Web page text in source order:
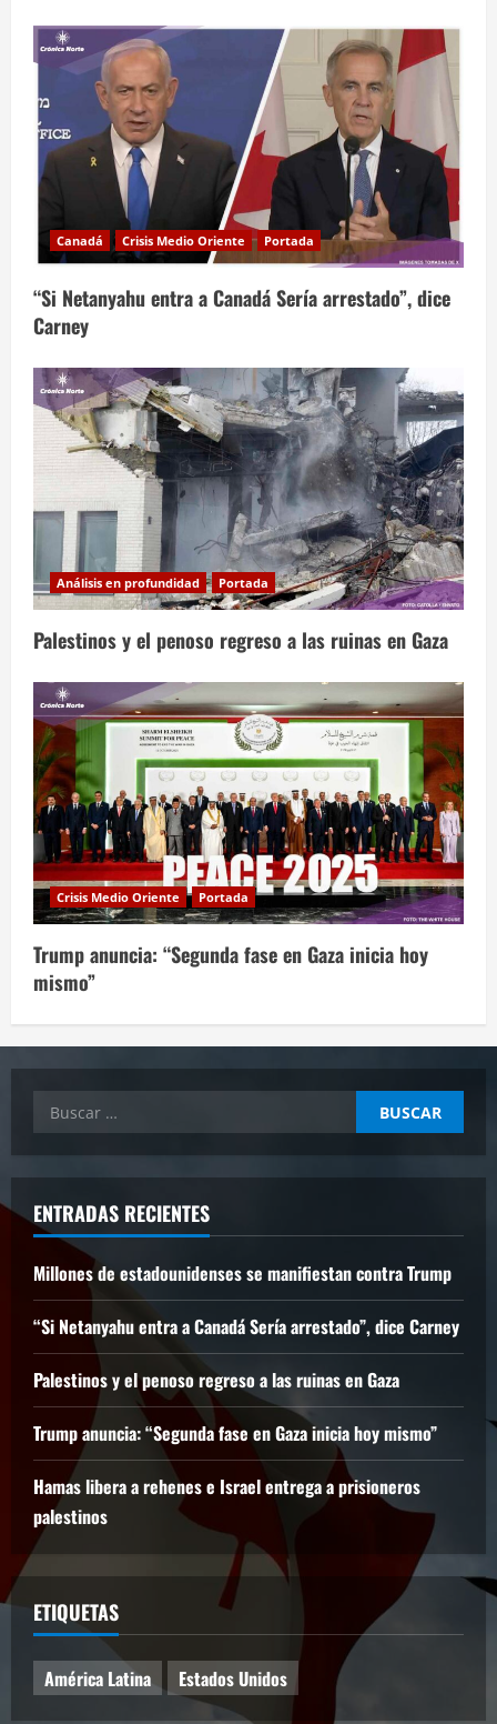
Canadá Crisis Medio Oriente Portada
“Si Netanyahu entra a Canadá Sería arrestado”, dice
Carney
Análisis en profundidad Portada
Palestinos y el penoso regreso a las ruinas en Gaza
Crisis Medio Oriente Portada
Trump anuncia: “Segunda fase en Gaza inicia hoy
mismo”
Buscar:
ENTRADAS RECIENTES
Millones de estadounidenses se manifiestan contra Trump
“Si Netanyahu entra a Canadá Sería arrestado”, dice Carney
Palestinos y el penoso regreso a las ruinas en Gaza
Trump anuncia: “Segunda fase en Gaza inicia hoy mismo”
Hamas libera a rehenes e Israel entrega a prisioneros
palestinos
ETIQUETAS
América Latina Estados Unidos